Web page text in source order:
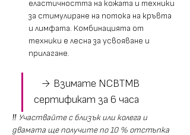
еластичността на кожата и техники
за стимулиране на потока на кръвта
и лимфата. Комбинацията от
техники е лесна за усвояване и
прилагане.
→ Взимате NCBTMB
сертификат за 6 часа
‼️ Участвайте с близък или колега и
двамата ще получите по 10 % отстъпка